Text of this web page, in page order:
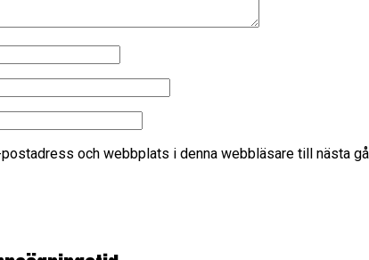
och webbplats i denna webbläsare till nästa